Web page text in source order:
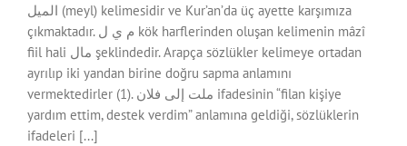
الميل (meyl) kelimesidir ve Kur’an’da üç ayette karşımıza
çıkmaktadır. م ي ل kök harflerinden oluşan kelimenin mâzî
fiil hali مال şeklindedir. Arapça sözlükler kelimeye ortadan
ayrılıp iki yandan birine doğru sapma anlamını
vermektedirler (1). ملت إلى فلان ifadesinin “filan kişiye
yardım ettim, destek verdim” anlamına geldiği, sözlüklerin
ifadeleri [...]